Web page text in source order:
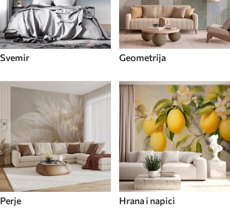
Svemir Geometrija
Perje Hrana i napici